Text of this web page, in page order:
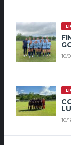
10/
10/